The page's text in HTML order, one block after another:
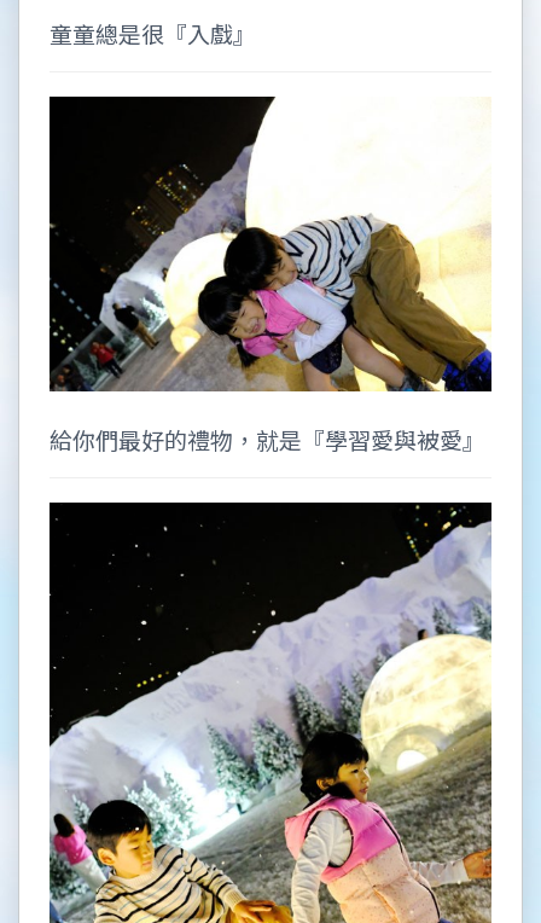
童童總是很『入戲』
給你們最好的禮物，就是『學習愛與被愛』